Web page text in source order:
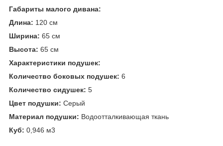
Габариты малого дивана:
Длина: 120 см
Ширина: 65 см
Высота: 65 см
Характеристики подушек:
Количество боковых подушек: 6
Количество сидушек: 5
Цвет подушки: Серый
Материал подушки: Водоотталкивающая ткань
Куб: 0,946 м3